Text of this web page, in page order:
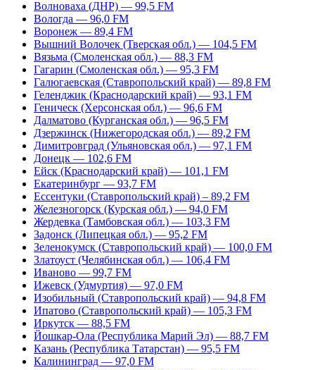
Волноваха (ДНР) — 99,5 FM
Вологда — 96,0 FM
Воронеж — 89,4 FM
Вышний Волочек (Тверская обл.) — 104,5 FM
Вязьма (Смоленская обл.) — 88,3 FM
Гагарин (Смоленская обл.) — 95,3 FM
Галюгаевская (Ставропольский край) — 89,8 FM
Геленджик (Краснодарский край) — 93,1 FM
Геническ (Херсонская обл.) — 96,6 FM
Далматово (Курганская обл.) — 96,5 FM
Дзержинск (Нижегородская обл.) — 89,2 FM
Димитровград (Ульяновская обл.) — 97,1 FM
Донецк — 102,6 FM
Ейск (Краснодарский край) — 101,1 FM
Екатеринбург — 93,7 FM
Ессентуки (Ставропольский край) – 89,2 FM
Железногорск (Курская обл.) — 94,0 FM
Жердевка (Тамбовская обл.) — 103,3 FM
Задонск (Липецкая обл.) — 95,2 FM
Зеленокумск (Ставропольский край) — 100,0 FM
Златоуст (Челябинская обл.) — 106,4 FM
Иваново — 99,7 FM
Ижевск (Удмуртия) — 97,0 FM
Изобильный (Ставропольский край) — 94,8 FM
Ипатово (Ставропольский край) — 105,3 FM
Иркутск — 88,5 FM
Йошкар-Ола (Республика Марий Эл) — 88,7 FM
Казань (Республика Татарстан) — 95,5 FM
Калининград — 97,0 FM